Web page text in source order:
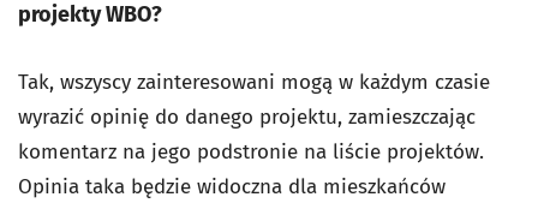
projekty WBO?
Tak, wszyscy zainteresowani mogą w każdym czasie
wyrazić opinię do danego projektu, zamieszczając
komentarz na jego podstronie na liście projektów.
Opinia taka będzie widoczna dla mieszkańców